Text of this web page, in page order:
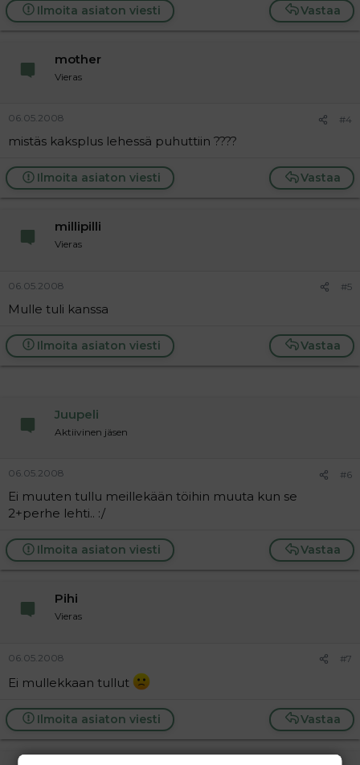
Vastaa
Ilmoita asiaton viesti
mother
Vieras
06.05.2008 #4
mistäs kaksplus lehessä puhuttiin ????
Vastaa
Ilmoita asiaton viesti
millipilli
Vieras
06.05.2008 #5
Mulle tuli kanssa
Vastaa
Ilmoita asiaton viesti
Juupeli
Aktiivinen jäsen
06.05.2008 #6
Ei muuten tullu meillekään töihin muuta kun se
2+perhe lehti.. :/
Vastaa
Ilmoita asiaton viesti
Pihi
Vieras
06.05.2008 #7
Ei mullekkaan tullut
Vastaa
Ilmoita asiaton viesti